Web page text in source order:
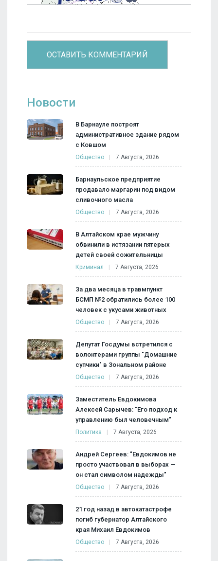
Новости
В Барнауле построят
административное здание рядом
с Ковшом
Общество 7 Августа, 2026
Барнаульское предприятие
продавало маргарин под видом
сливочного масла
Общество 7 Августа, 2026
В Алтайском крае мужчину
обвинили в истязании пятерых
детей своей сожительницы
Криминал 7 Августа, 2026
За два месяца в травмпункт
БСМП №2 обратились более 100
человек с укусами животных
Общество 7 Августа, 2026
Депутат Госдумы встретился с
волонтерами группы "Домашние
супчики" в Зональном районе
Общество 7 Августа, 2026
Заместитель Евдокимова
Алексей Сарычев: "Его подход к
управлению был человечным"
Политика 7 Августа, 2026
Андрей Сергеев: "Евдокимов не
просто участвовал в выборах —
он стал символом надежды"
Общество 7 Августа, 2026
21 год назад в автокатастрофе
погиб губернатор Алтайского
края Михаил Евдокимов
Общество 7 Августа, 2026